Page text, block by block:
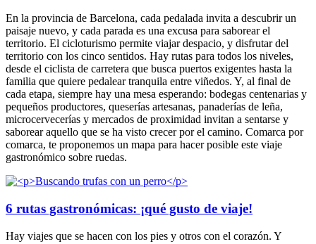
En la provincia de Barcelona, cada pedalada invita a descubrir un
paisaje nuevo, y cada parada es una excusa para saborear el
territorio. El cicloturismo permite viajar despacio, y disfrutar del
territorio con los cinco sentidos. Hay rutas para todos los niveles,
desde el ciclista de carretera que busca puertos exigentes hasta la
familia que quiere pedalear tranquila entre viñedos. Y, al final de
cada etapa, siempre hay una mesa esperando: bodegas centenarias y
pequeños productores, queserías artesanas, panaderías de leña,
microcervecerías y mercados de proximidad invitan a sentarse y
saborear aquello que se ha visto crecer por el camino. Comarca por
comarca, te proponemos un mapa para hacer posible este viaje
gastronómico sobre ruedas.
6 rutas gastronómicas: ¡qué gusto de viaje!
Hay viajes que se hacen con los pies y otros con el corazón. Y